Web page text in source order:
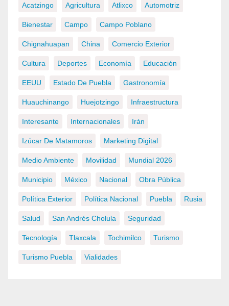
Acatzingo Agricultura Atlixco Automotriz
Bienestar Campo Campo Poblano
Chignahuapan China Comercio Exterior
Cultura Deportes Economía Educación
EEUU Estado De Puebla Gastronomía
Huauchinango Huejotzingo Infraestructura
Interesante Internacionales Irán
Izúcar De Matamoros Marketing Digital
Medio Ambiente Movilidad Mundial 2026
Municipio México Nacional Obra Pública
Política Exterior Política Nacional Puebla Rusia
Salud San Andrés Cholula Seguridad
Tecnología Tlaxcala Tochimilco Turismo
Turismo Puebla Vialidades